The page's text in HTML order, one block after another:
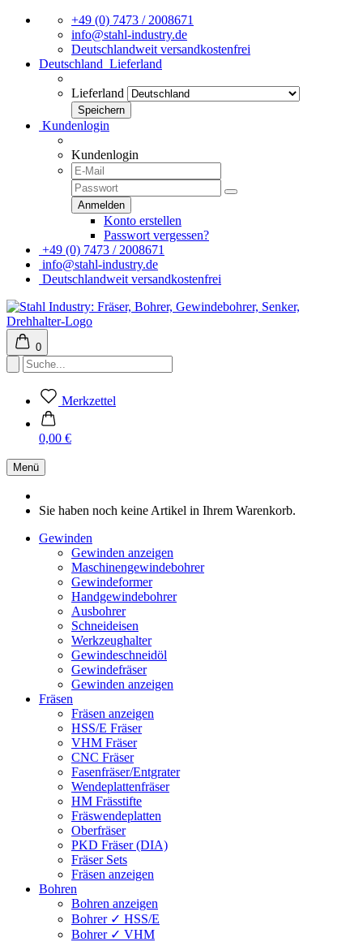
+49 (0) 7473 / 2008671
info@stahl-industry.de
Deutschlandweit versandkostenfrei
Deutschland Lieferland
Lieferland
Kundenlogin
Kundenlogin
Konto erstellen
Passwort vergessen?
+49 (0) 7473 / 2008671
info@stahl-industry.de
Deutschlandweit versandkostenfrei
0
Merkzettel
0,00 €
Menü
Sie haben noch keine Artikel in Ihrem Warenkorb.
Gewinden
Gewinden anzeigen
Maschinengewindebohrer
Gewindeformer
Handgewindebohrer
Ausbohrer
Schneideisen
Werkzeughalter
Gewindeschneidöl
Gewindefräser
Gewinden anzeigen
Fräsen
Fräsen anzeigen
HSS/E Fräser
VHM Fräser
CNC Fräser
Fasenfräser/Entgrater
Wendeplattenfräser
HM Frässtifte
Fräswendeplatten
Oberfräser
PKD Fräser (DIA)
Fräser Sets
Fräsen anzeigen
Bohren
Bohren anzeigen
Bohrer ✓ HSS/E
Bohrer ✓ VHM